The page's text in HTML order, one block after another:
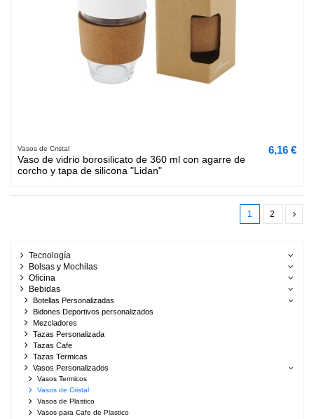
Vasos de Cristal
Vaso de vidrio borosilicato de 360 ml con agarre de
corcho y tapa de silicona "Lidan"
6,16 €
1 2
Tecnología
Bolsas y Mochilas
Oficina
Bebidas
Botellas Personalizadas
Bidones Deportivos personalizados
Mezcladores
Tazas Personalizada
Tazas Cafe
Tazas Termicas
Vasos Personalizados
Vasos Termicos
Vasos de Cristal
Vasos de Plastico
Vasos para Cafe de Plastico